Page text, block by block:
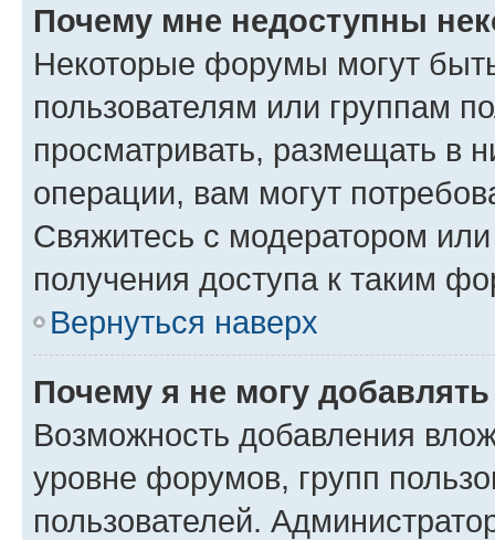
Почему мне недоступны
Некоторые форумы могут
пользователям или группам
просматривать, размещать в
операции, вам могут
Свяжитесь с модератором
получения доступа к таким
Вернуться наверх
Почему я не могу
Возможность добавления
уровне форумов, групп
пользователей.